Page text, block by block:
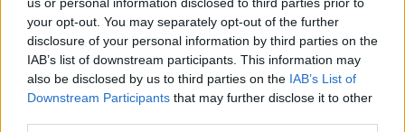
your opt-out. You may separately opt-out of the further
disclosure of your personal information by third parties on the
IAB’s list of downstream participants. This information may
also be disclosed by us to third parties on the IAB’s List of
Downstream Participants that may further disclose it to other
Firinu e Frongia
2 Ago 2026
La matricola Macomer prende il portiere
Fadda, altro colpo Coghinas con Samuele
Pinna